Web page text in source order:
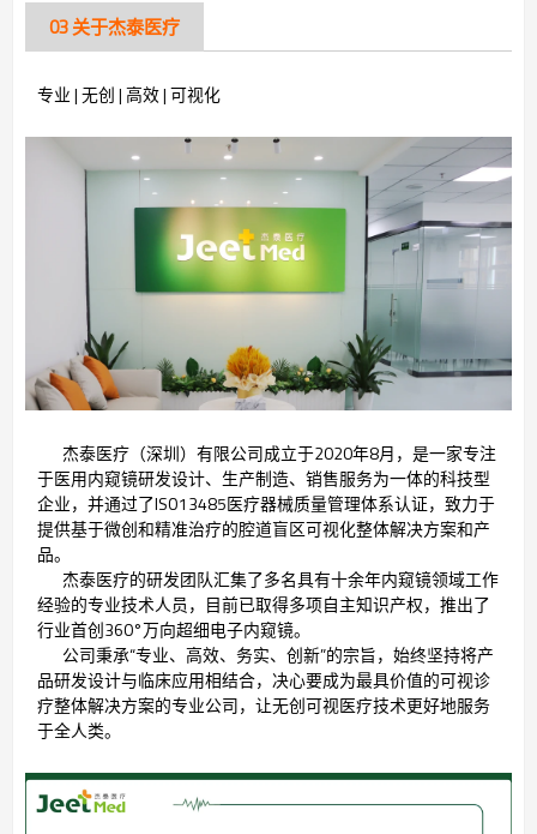
03 关于杰泰医疗
专业 | 无创 | 高效 | 可视化
杰泰医疗（深圳）有限公司成立于2020年8月，是一家专注
于医用内窥镜研发设计、生产制造、销售服务为一体的科技型
企业，并通过了ISO13485医疗器械质量管理体系认证，致力于
提供基于微创和精准治疗的腔道盲区可视化整体解决方案和产
品。
杰泰医疗的研发团队汇集了多名具有十余年内窥镜领域工作
经验的专业技术人员，目前已取得多项自主知识产权，推出了
行业首创360°万向超细电子内窥镜。
公司秉承“专业、高效、务实、创新”的宗旨，始终坚持将产
品研发设计与临床应用相结合，决心要成为最具价值的可视诊
疗整体解决方案的专业公司，让无创可视医疗技术更好地服务
于全人类。